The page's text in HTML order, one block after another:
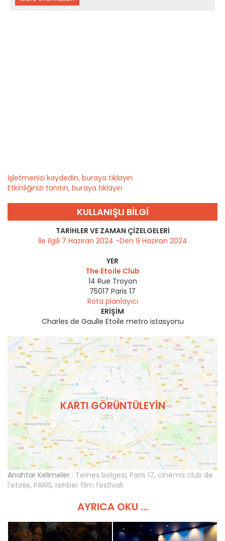
İşletmenizi kaydedin, buraya tıklayın
Etkinliğinizi tanıtın, buraya tıklayın
KULLANIŞLI BILGI
TARIHLER VE ZAMAN ÇIZELGELERI
İle ilgili 7 Haziran 2024 -Den 9 Haziran 2024
YER
The Etoile Club
14 Rue Troyon
75017 Paris 17
Rota planlayıcı
ERIŞIM
Charles de Gaulle Etoile metro istasyonu
KARTI GÖRÜNTÜLEYIN
Anahtar Kelimeler : Ternes bölgesi, Paris 17, cinéma club de
l'etoile, PARİS, rehber fi̇lm festi̇vali̇
AYRICA OKU ...